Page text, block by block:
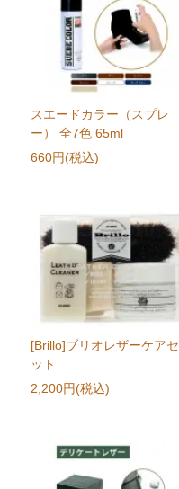
スエードカラー（スプレ
ー） 全7色 65ml
660円(税込)
[Brillo]ブリオレザーケアセ
ット
2,200円(税込)